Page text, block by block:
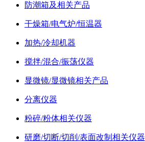
防潮箱及相关产品
干燥箱/电气炉/恒温器
加热/冷却机器
搅拌/混合/振荡仪器
显微镜/显微镜相关产品
分离仪器
粉碎/粉体相关仪器
研磨/切断/切削/表面改制相关仪器